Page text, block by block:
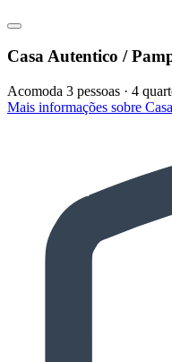
Casa Autentico /
Acomoda 3 pessoas · 4
Mais informações sobre